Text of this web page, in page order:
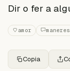
Dir o fer a
amor
Copia